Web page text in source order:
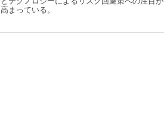
高まっている。